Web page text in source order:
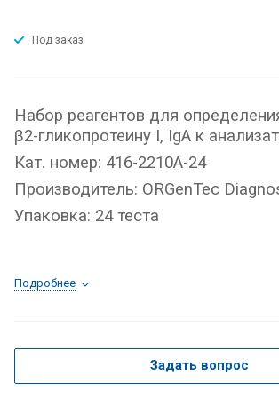
Под заказ
Набор реагентов для
β2-гликопротеину I, IgA к
Кат. номер: 416-2210A-24
Производитель: ORGenTec
Упаковка: 24 теста
Подробнее
Задать вопрос